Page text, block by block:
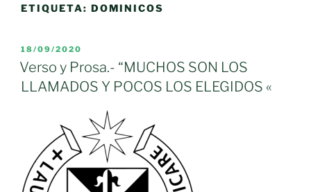
ETIQUETA: DOMINICOS
PUBLICADO
EL
18/09/2020
Verso y Prosa.- “MUCHOS SON LOS
LLAMADOS Y POCOS LOS ELEGIDOS «